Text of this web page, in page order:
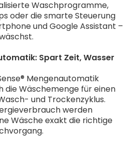
Waschprogramme,
oder die smarte Steuerung
und Google Assistant –
Spart Zeit, Wasser
Mengenautomatik
Wäschemenge für einen
und Trockenzyklus.
werden
Wäsche exakt die richtige